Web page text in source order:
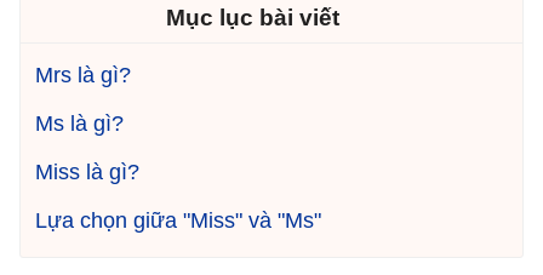
Mục lục bài viết
Mrs là gì?
Ms là gì?
Miss là gì?
Lựa chọn giữa "Miss" và "Ms"